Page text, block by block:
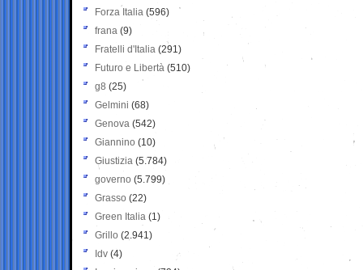
Forza Italia (596)
frana (9)
Fratelli d'Italia (291)
Futuro e Libertà (510)
g8 (25)
Gelmini (68)
Genova (542)
Giannino (10)
Giustizia (5.784)
governo (5.799)
Grasso (22)
Green Italia (1)
Grillo (2.941)
Idv (4)